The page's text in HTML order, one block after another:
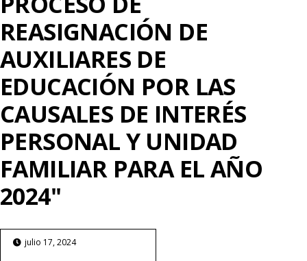
REASIGNACIÓN DE
AUXILIARES DE
EDUCACIÓN POR LAS
CAUSALES DE INTERÉS
PERSONAL Y UNIDAD
FAMILIAR PARA EL AÑO
2024"
julio 17, 2024